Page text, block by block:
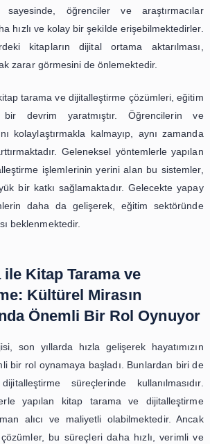
Bu sayede, kitapların
olması sağlanmaktadır.
kitap tarama ve dijitalleştirme
dijital ortama aktarılması ve
aynı zamanda okuma
Günümüzde, birçok insanın
Ancak, yapay zeka sayesinde
ve hızlı bir şekilde erişilebilir hale
okuma alışkanlıklarını tekrar
aktarılması ve arşivlenmesi
yaratmıştır. Bu teknoloji sayesinde,
süreçleri çok daha hızlı
Ayrıca, okuma
zeka, kitapların dijital ortamda
sağlayarak, insanların
tekrar kazanmalarına yardımcı